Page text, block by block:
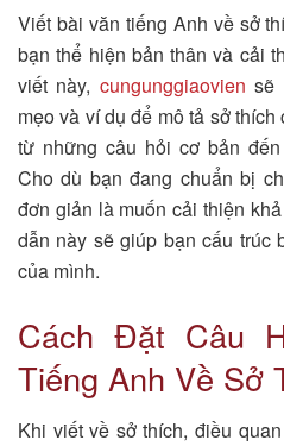
Viết bài văn tiếng Anh về sở
bạn thể hiện bản thân và cải
viết này, cungunggiaovien sẽ
mẹo và ví dụ để mô tả sở
từ những câu hỏi cơ bản
Cho dù bạn đang chuẩn bị
đơn giản là muốn cải thiện
dẫn này sẽ giúp bạn cấu trúc
của mình.
Cách Đặt Câu
Tiếng Anh Về Sở
Khi viết về sở thích, điều